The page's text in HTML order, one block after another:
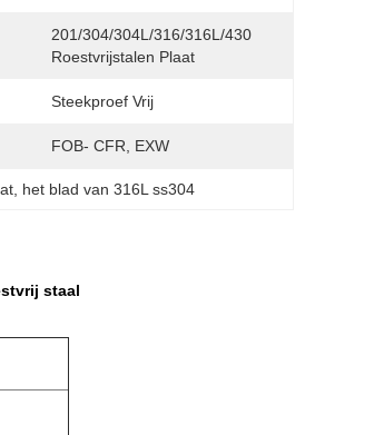
201/304/304L/316/316L/430
Roestvrijstalen Plaat
Steekproef Vrij
FOB- CFR, EXW
het blad van 316L ss304
staal